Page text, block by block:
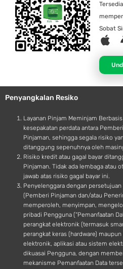
Sobat
A
p
l
e
Penyangkalan Resiko
Layanan Pinjam Meminjam
kesepakatan perdata antara
Pinjaman, sehingga segala risiko
ditanggung sepenuhnya oleh
Risiko kredit atau gagal bayar
Pinjaman. Tidak ada lembaga atau
jawab atas risiko gagal bayar ini.
Penyelenggara dengan
(Pemberi Pinjaman dan/atau
memperoleh, menyimpan,
pribadi Pengguna (“Pemanfaatan
perangkat elektronik (termasuk
perangkat keras (hardware)
elektronik, aplikasi atau sistem
dikuasai Pengguna, dengan
mekanisme Pemanfaatan Data